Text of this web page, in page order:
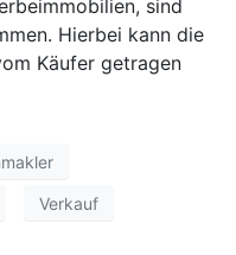
sind
Hierbei kann die
Käufer getragen
Verkauf